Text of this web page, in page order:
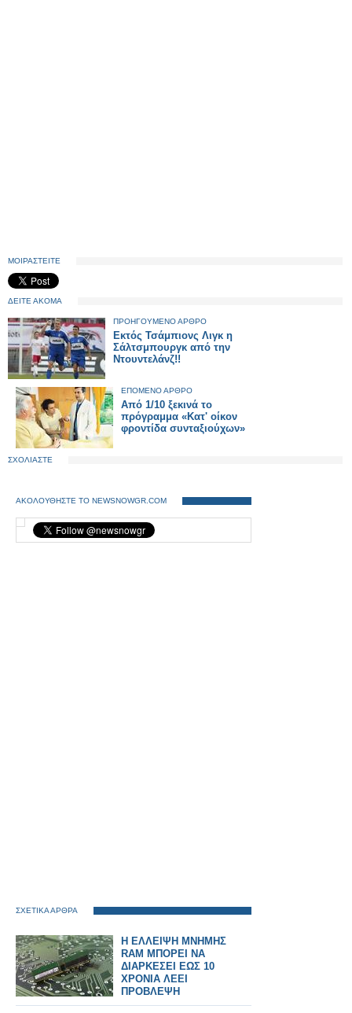
ΜΟΙΡΑΣΤΕΙΤΕ
ΔΕΙΤΕ ΑΚΟΜΑ
ΠΡΟΗΓΟΥΜΕΝΟ ΑΡΘΡΟ
Εκτός Τσάμπιονς Λιγκ η
Σάλτσμπουργκ από την
Ντουντελάνζ!!
ΕΠΟΜΕΝΟ ΑΡΘΡΟ
Από 1/10 ξεκινά το
πρόγραμμα «Κατ' οίκον
φροντίδα συνταξιούχων»
ΣΧΟΛΙΑΣΤΕ
ΑΚΟΛΟΥΘΗΣΤΕ ΤΟ NEWSNOWGR.COM
ΣΧΕΤΙΚΑ ΑΡΘΡΑ
Η ΕΛΛΕΙΨΗ ΜΝΗΜΗΣ
RAM ΜΠΟΡΕΙ ΝΑ
ΔΙΑΡΚΕΣΕΙ ΕΩΣ 10
ΧΡΟΝΙΑ ΛΕΕΙ
ΠΡΟΒΛΕΨΗ